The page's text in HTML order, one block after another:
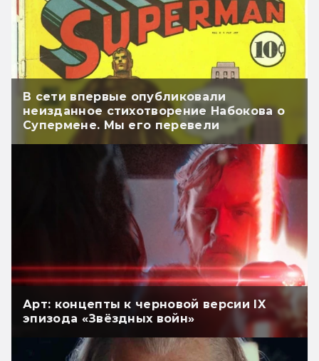
В сети впервые опубликовали
неизданное стихотворение Набокова о
Супермене. Мы его перевели
Арт: концепты к черновой версии IX
эпизода «Звёздных войн»